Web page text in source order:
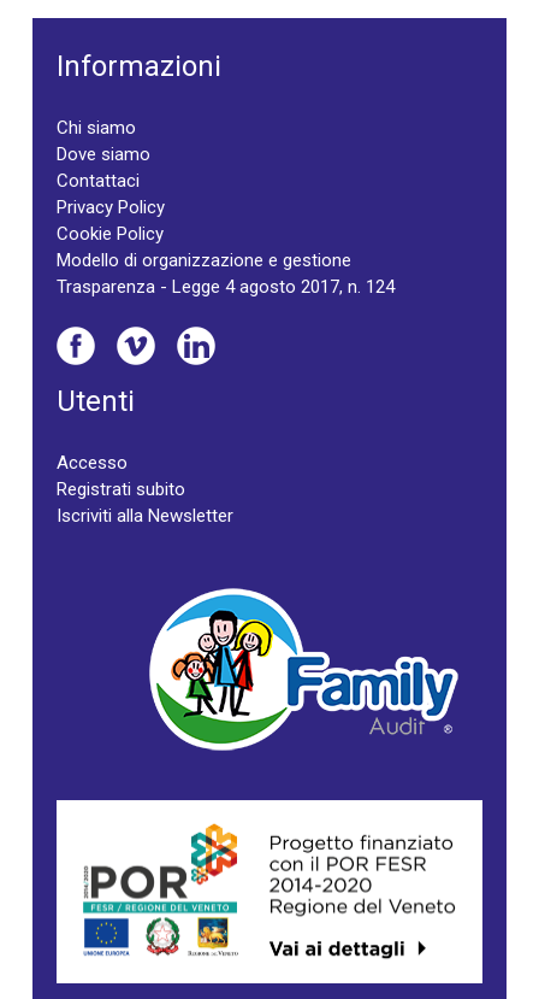
Informazioni
Chi siamo
Dove siamo
Contattaci
Privacy Policy
Cookie Policy
Modello di organizzazione e gestione
Trasparenza - Legge 4 agosto 2017, n. 124
Utenti
Accesso
Registrati subito
Iscriviti alla Newsletter